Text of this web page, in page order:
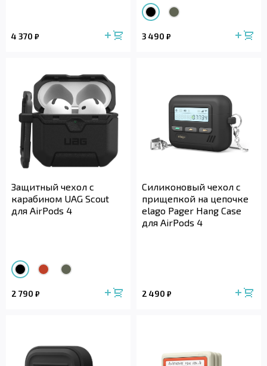
4 370 ₽ 3 490 ₽
Защитный чехол с
карабином UAG Scout
для AirPods 4
2 790 ₽
Силиконовый чехол с
прищепкой на цепочке
elago Pager Hang Case
для AirPods 4
2 490 ₽